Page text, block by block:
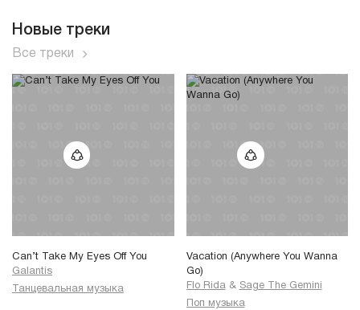
Новые треки
Все треки
Can’t Take My Eyes Off You
Galantis
Танцевальная музыка
Vacation (Anywhere You Wanna
Go)
Flo Rida & Sage The Gemini
Поп музыка